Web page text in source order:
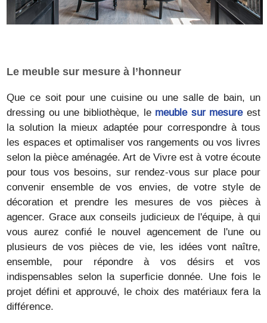
Le meuble sur mesure à l’honneur
Que ce soit pour une cuisine ou une salle de bain, un
dressing ou une bibliothèque, le meuble sur mesureest
la solution la mieux adaptée pour correspondre à tous
les espaces et optimaliser vos rangements ou vos livres
selon la pièce aménagée. Art de Vivre est à votre écoute
pour tous vos besoins, sur rendez-vous sur place pour
convenir ensemble de vos envies, de votre style de
décoration et prendre les mesures de vos pièces à
agencer. Grace aux conseils judicieux de l'équipe, à qui
vous aurez confié le nouvel agencement de l'une ou
plusieurs de vos pièces de vie, les idées vont naître,
ensemble, pour répondre à vos désirs et vos
indispensables selon la superficie donnée. Une fois le
projet défini et approuvé, le choix des matériaux fera la
différence.